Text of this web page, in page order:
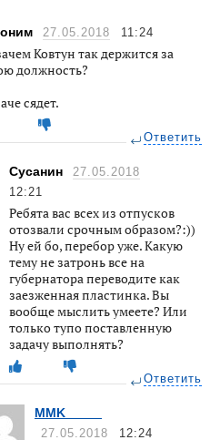
27.05.2018 11:24
Ковтун так держится за
должность?
сядет.
Ответить
Сусанин
27.05.2018
12:21
Ребята вас всех из отпусков
отозвали срочным образом?:))
Ну ей бо, перебор уже. Какую
тему не затронь все на
губернатора переводите как
заезженная пластинка. Вы
вообще мыслить умеете? Или
только тупо поставленную
задачу выполнять?
Ответить
MMK_____
27.05.2018 12:24